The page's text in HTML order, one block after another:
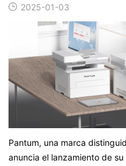
2025-01-03
Pantum, una marca
anuncia el lanzamiento de